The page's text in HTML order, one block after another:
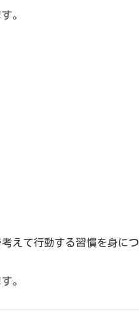
。
えて行動する習慣を身につ
。